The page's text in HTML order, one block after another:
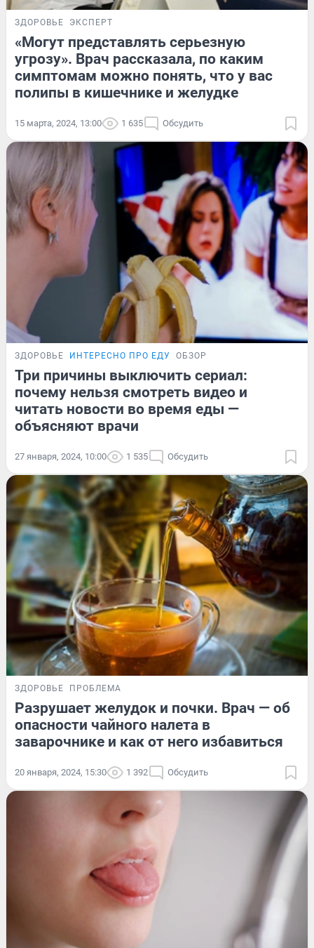
ЗДОРОВЬЕ ЭКСПЕРТ
«Могут представлять серьезную
угрозу». Врач рассказала, по каким
симптомам можно понять, что у вас
полипы в кишечнике и желудке
15 марта, 2024, 13:00 1 635 Обсудить
ЗДОРОВЬЕ ИНТЕРЕСНО ПРО ЕДУ ОБЗОР
Три причины выключить сериал:
почему нельзя смотреть видео и
читать новости во время еды —
объясняют врачи
27 января, 2024, 10:00 1 535 Обсудить
ЗДОРОВЬЕ ПРОБЛЕМА
Разрушает желудок и почки. Врач — об
опасности чайного налета в
заварочнике и как от него избавиться
20 января, 2024, 15:30 1 392 Обсудить